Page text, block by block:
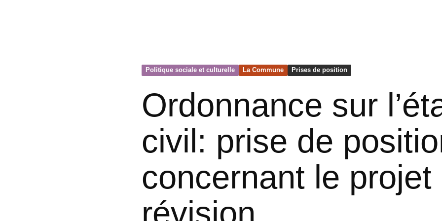
Politique sociale et culturelle La Commune Prises de position
Ordonnance sur
civil: prise de
concernant le projet
révision